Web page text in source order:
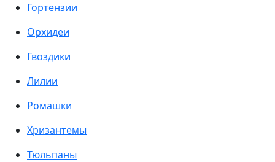
Гортензии
Орхидеи
Гвоздики
Лилии
Ромашки
Хризантемы
Тюльпаны